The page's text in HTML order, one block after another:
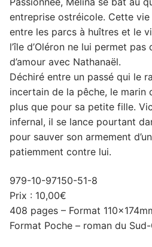
entreprise ostréicole. Cette
entre les parcs à huîtres et le
l’île d’Oléron ne lui permet pas
d’amour avec Nathanaël.
Déchiré entre un passé qui le
incertain de la pêche, le marin
plus que pour sa petite fille.
infernal, il se lance pourtant
pour sauver son armement
patiemment contre lui.
979-10-97150-51-8
Prix : 10,00€
408 pages – Format
Format Poche – roman du